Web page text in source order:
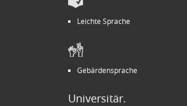
Leichte Sprache
Gebärdensprache
Universitär.